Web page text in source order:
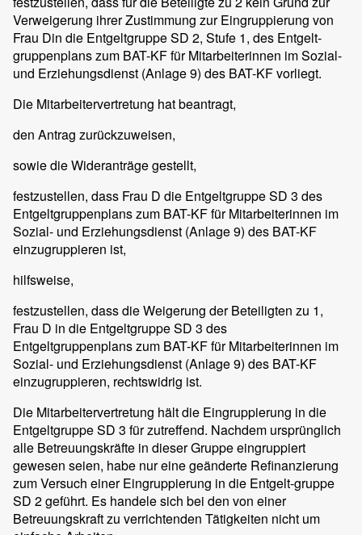
Verweigerung ihrer Zustimmung zur Eingruppierung von
Frau Din die Entgeltgruppe SD 2, Stufe 1, des Entgelt-
gruppenplans zum BAT-KF für Mitarbeiterinnen im Sozial-
und Erziehungsdienst (Anlage 9) des BAT-KF vorliegt.
Die Mitarbeitervertretung hat beantragt,
den Antrag zurückzuweisen,
sowie die Wideranträge gestellt,
festzustellen, dass Frau D die Entgeltgruppe SD 3 des
Entgeltgruppenplans zum BAT-KF für Mitarbeiterinnen im
Sozial- und Erziehungsdienst (Anlage 9) des BAT-KF
einzugruppieren ist,
hilfsweise,
festzustellen, dass die Weigerung der Beteiligten zu 1,
Frau D in die Entgeltgruppe SD 3 des
Entgeltgruppenplans zum BAT-KF für Mitarbeiterinnen im
Sozial- und Erziehungsdienst (Anlage 9) des BAT-KF
einzugruppieren, rechtswidrig ist.
Die Mitarbeitervertretung hält die Eingruppierung in die
Entgeltgruppe SD 3 für zutreffend. Nachdem ursprünglich
alle Betreuungskräfte in dieser Gruppe eingruppiert
gewesen seien, habe nur eine geänderte Refinanzierung
zum Versuch einer Eingruppierung in die Entgelt-gruppe
SD 2 geführt. Es handele sich bei den von einer
Betreuungskraft zu verrichtenden Tätigkeiten nicht um